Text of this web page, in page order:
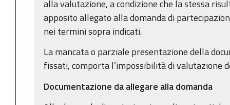
alla valutazione, a condizione che la stessa
apposito allegato alla domanda di
nei termini sopra indicati.
La mancata o parziale presentazione della
fissati, comporta l’impossibilità di valutazione
Documentazione da allegare alla domanda